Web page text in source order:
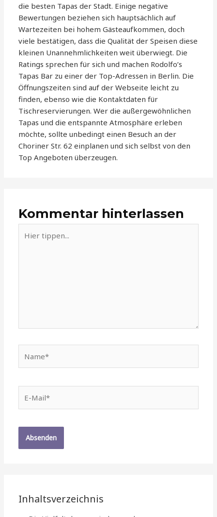
die besten Tapas der Stadt. Einige negative
Bewertungen beziehen sich hauptsächlich auf
Wartezeiten bei hohem Gästeaufkommen, doch
viele bestätigen, dass die Qualität der Speisen diese
kleinen Unannehmlichkeiten weit überwiegt. Die
Ratings sprechen für sich und machen Rodolfo’s
Tapas Bar zu einer der Top-Adressen in Berlin. Die
Öffnungszeiten sind auf der Webseite leicht zu
finden, ebenso wie die Kontaktdaten für
Tischreservierungen. Wer die außergewöhnlichen
Tapas und die entspannte Atmosphäre erleben
möchte, sollte unbedingt einen Besuch an der
Choriner Str. 62 einplanen und sich selbst von den
Top Angeboten überzeugen.
Kommentar hinterlassen
tippen...
Mail*
Inhaltsverzeichnis